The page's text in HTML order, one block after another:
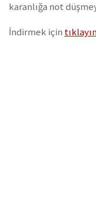
karanlığa not
İndirmek için